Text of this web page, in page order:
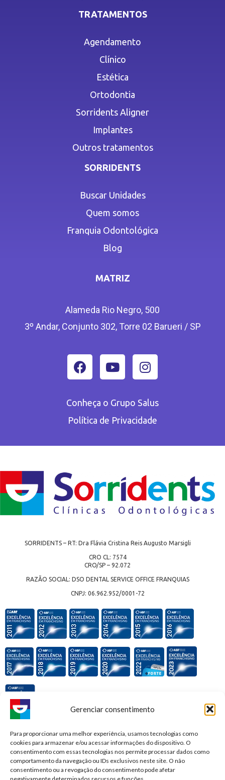
Gerenciar consentimento
Para proporcionar uma melhor experiência, usamos tecnologias como
cookies para armazenar e/ou acessar informações do dispositivo. O
consentimento com essas tecnologias nos permite processar dados como
comportamento da navegação ou IDs exclusivos neste site. O não
consentimento ou a revogação do consentimento pode afetar
TRATAMENTOS
Agendamento
Clínico
Estética
Ortodontia
Sorridents Aligner
Implantes
Outros tratamentos
SORRIDENTS
Buscar Unidades
Quem somos
Franquia Odontológica
Blog
MATRIZ
Alameda Rio Negro, 500
3º Andar, Conjunto 302, Torre 02 Barueri / SP
Conheça o Grupo Salus
Política de Privacidade
SORRIDENTS – RT: Dra Flávia Cristina Reis Augusto Marsigli
CRO CL: 7574
CRO/SP – 92.072
RAZÃO SOCIAL: DSO DENTAL SERVICE OFFICE FRANQUIAS
CNPJ: 06.962.952/0001-72
Premiações e honrarias: